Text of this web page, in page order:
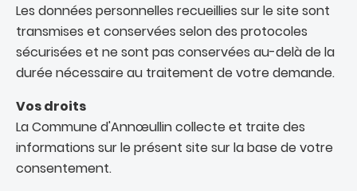
Les données personnelles recueillies sur le site sont
transmises et conservées selon des protocoles
sécurisées et ne sont pas conservées au-delà de la
durée nécessaire au traitement de votre demande.
Vos droits
La Commune d'Annœullin collecte et traite des
informations sur le présent site sur la base de votre
consentement.